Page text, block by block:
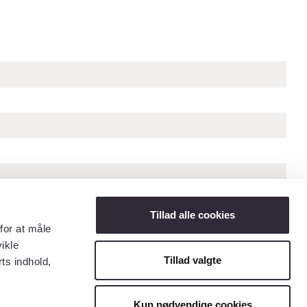
at måle
indhold,
Tillad alle cookies
Tillad valgte
Kun nødvendige cookies
« Forrige billede